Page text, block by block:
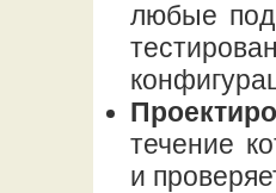
любые
течение
и